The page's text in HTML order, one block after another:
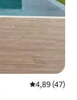
Gemiddelde
4,89 (47)